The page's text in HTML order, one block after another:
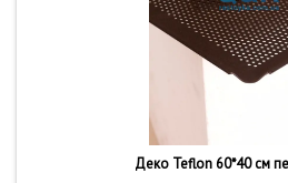
Деко Teflon 60*40 см